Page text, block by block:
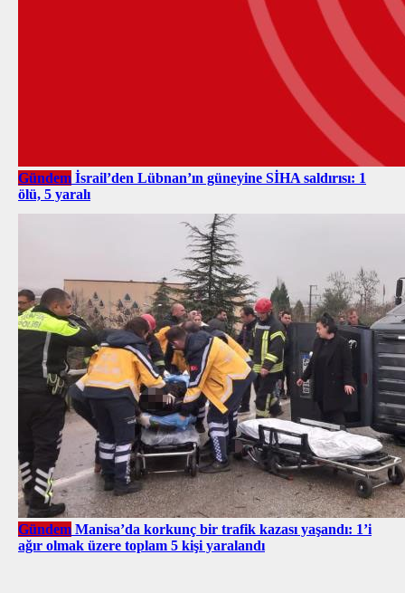
Gündem İsrail’den Lübnan’ın güneyine SİHA saldırısı: 1
ölü, 5 yaralı
Gündem Manisa’da korkunç bir trafik kazası yaşandı: 1’i
ağır olmak üzere toplam 5 kişi yaralandı